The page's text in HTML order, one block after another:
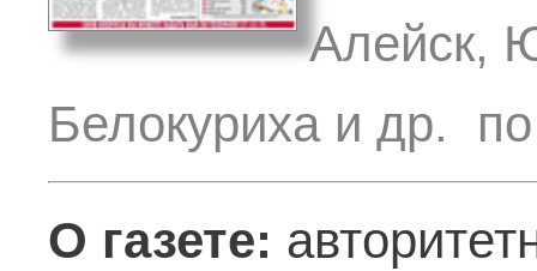
Алейск,
Белокуриха и др.
О газете: